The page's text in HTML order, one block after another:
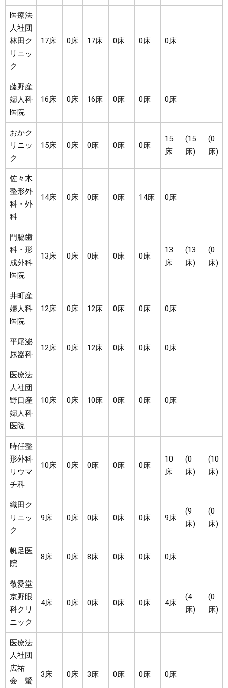
医療法
人社団
林田ク
リニッ
ク
17床 0床 17床 0床 0床 0床
藤野産
婦人科
医院
16床 0床 16床 0床 0床 0床
おかク
リニッ
ク
15床 0床 0床 0床 0床
15
床
(15
床)
(0
床)
佐々木
整形外
科・外
科
14床 0床 0床 0床 14床 0床
門脇歯
科・形
成外科
医院
13床 0床 0床 0床 0床
13
床
(13
床)
(0
床)
井町産
婦人科
医院
12床 0床 12床 0床 0床 0床
平尾泌
尿器科
12床 0床 12床 0床 0床 0床
医療法
人社団
野口産
婦人科
医院
10床 0床 10床 0床 0床 0床
時任整
形外科
リウマ
チ科
10床 0床 0床 0床 0床
10
床
(0
床)
(10
床)
織田ク
リニッ
ク
9床 0床 0床 0床 0床 9床
(9
床)
(0
床)
帆足医
院
8床 0床 8床 0床 0床 0床
敬愛堂
京野眼
科クリ
ニック
4床 0床 0床 0床 0床 4床
(4
床)
(0
床)
医療法
人社団
広祐
会 螢
3床 0床 3床 0床 0床 0床